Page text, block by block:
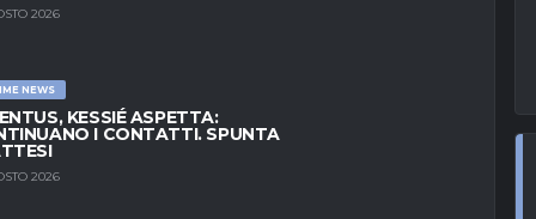
2026
NEWS
KESSIÉ ASPETTA:
I CONTATTI. SPUNTA
2026
OCCHI SU